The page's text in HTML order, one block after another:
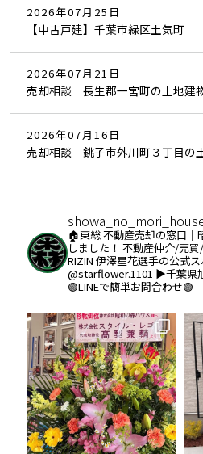
2026年07月25日
【中古戸建】千葉市緑区土気町
2026年07月21日
売却相談 長生郡一宮町の土地建
2026年07月16日
売却相談 銚子市外川町３丁目の
🏠東総 不動産売却の窓口｜
しました！ 不動産仲介/売
RIZIN 伊澤星花選手の公式
@starflower.1101 ▶︎千葉県
🟢LINEで簡単お問合わせ🟢